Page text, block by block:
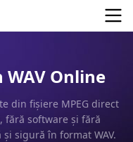
WAV Online
din fișiere MPEG direct
fără software și fără
sigură în format WAV.